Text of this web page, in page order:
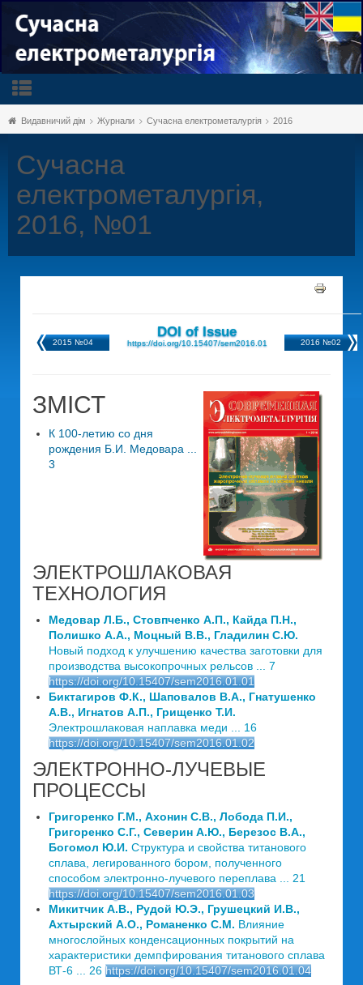
Видавничий дім Журнали Сучасна електрометалургія 2016
Сучасна
електрометалургія,
2016, №01
2015 №04
DOI of Issue
https://doi.org/10.15407/sem2016.01 2016 №02
ЗМІСТ
К 100-летию со дня
рождения Б.И. Медовара ...
3
ЭЛЕКТРОШЛАКОВАЯ
ТЕХНОЛОГИЯ
Медовар Л.Б., Стовпченко А.П., Кайда П.Н.,
Полишко А.А., Моцный В.В., Гладилин С.Ю.
Новый подход к улучшению качества заготовки для
производства высокопрочных рельсов ... 7
https://doi.org/10.15407/sem2016.01.01
Биктагиров Ф.К., Шаповалов В.А., Гнатушенко
А.В., Игнатов А.П., Грищенко Т.И.
Электрошлаковая наплавка меди ... 16
https://doi.org/10.15407/sem2016.01.02
ЭЛЕКТРОННО-ЛУЧЕВЫЕ
ПРОЦЕССЫ
Григоренко Г.М., Ахонин С.В., Лобода П.И.,
Григоренко С.Г., Северин А.Ю., Березос В.А.,
Богомол Ю.И. Структура и свойства титанового
сплава, легированного бором, полученного
способом электронно-лучевого переплава ... 21
https://doi.org/10.15407/sem2016.01.03
Микитчик А.В., Рудой Ю.Э., Грушецкий И.В.,
Ахтырский А.О., Романенко С.М. Влияние
многослойных конденсационных покрытий на
характеристики демпфирования титанового сплава
ВТ-6 ... 26 https://doi.org/10.15407/sem2016.01.04